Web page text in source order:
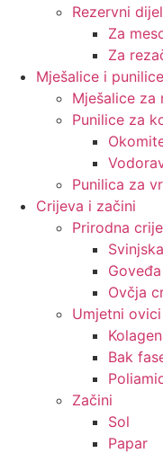
Rezervni
Za
Za
Mješalice i punilice
Mješalice za
Punilice za
Punilica za
Crijeva i začini
Prirodna
Ovčja
Umjetni ovici
Bak
Začini
Sol
Papar